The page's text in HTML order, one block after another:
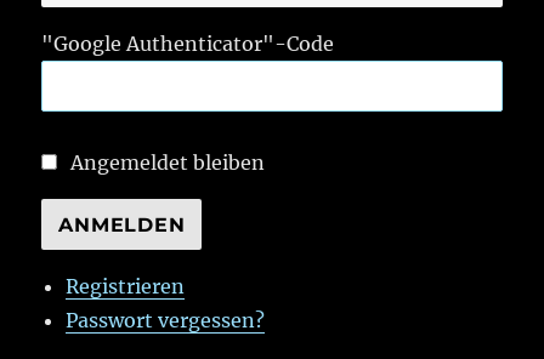
"Google Authenticator"-Code
Angemeldet bleiben
ANMELDEN
Registrieren
Passwort vergessen?